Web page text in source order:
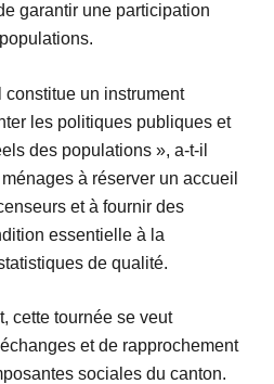
garantir une participation
constitue un instrument
les politiques publiques et
des populations », a-t-il
à réserver un accueil
et à fournir des
essentielle à la
de qualité.
cette tournée se veut
et de rapprochement
sociales du canton.